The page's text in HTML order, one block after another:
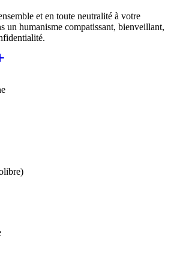
et en toute neutralité à votre
un humanisme compatissant, bienveillant,